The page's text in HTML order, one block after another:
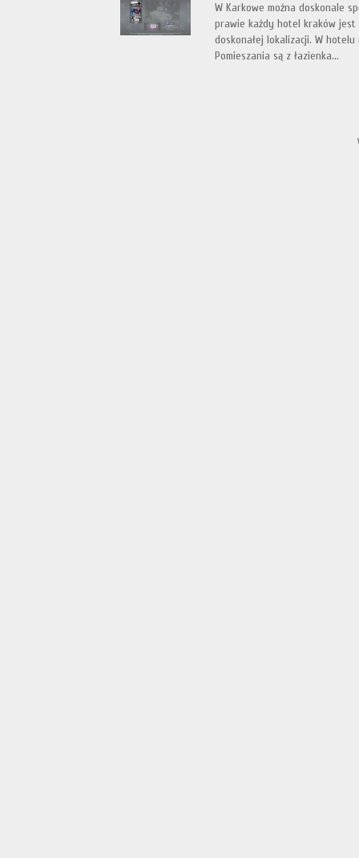
W Karkowe można doskonale
prawie każdy hotel kraków
doskonałej lokalizacji. W
Pomieszania są z łazienka...